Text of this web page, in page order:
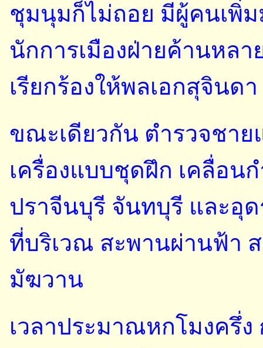
ชุมนุมก็ไม่ถอย มีผู้คนเพิ่
นักการเมืองฝ่ายค้านหล
เรียกร้องให้พลเอกสุจินด
ขณะเดียวกัน ตำรวจชา
เครื่องแบบชุดฝึก เคลื่อน
ปราจีนบุรี จันทบุรี และอุ
ที่บริเวณ สะพานผ่านฟ้า
มัฆวาน
เวลาประมาณหกโมงครึ่